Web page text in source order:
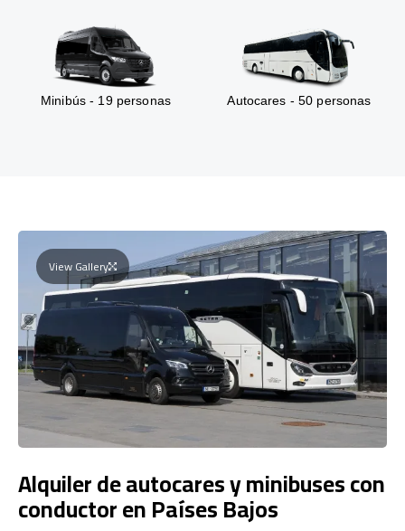
Minibús - 19 personas Autocares - 50 personas
View Gallery
Alquiler de autocares y minibuses con
conductor en Países Bajos